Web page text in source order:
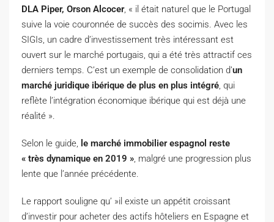
DLA Piper, Orson Alcocer, « il était naturel que le Portugal
suive la voie couronnée de succès des socimis. Avec les
SIGIs, un cadre d’investissement très intéressant est
ouvert sur le marché portugais, qui a été très attractif ces
derniers temps. C’est un exemple de consolidation d’un
marché juridique ibérique de plus en plus intégré, qui
reflète l’intégration économique ibérique qui est déjà une
réalité ».
Selon le guide, le marché immobilier espagnol reste
« très dynamique en 2019 », malgré une progression plus
lente que l’année précédente.
Le rapport souligne qu’ »il existe un appétit croissant
d’investir pour acheter des actifs hôteliers en Espagne et